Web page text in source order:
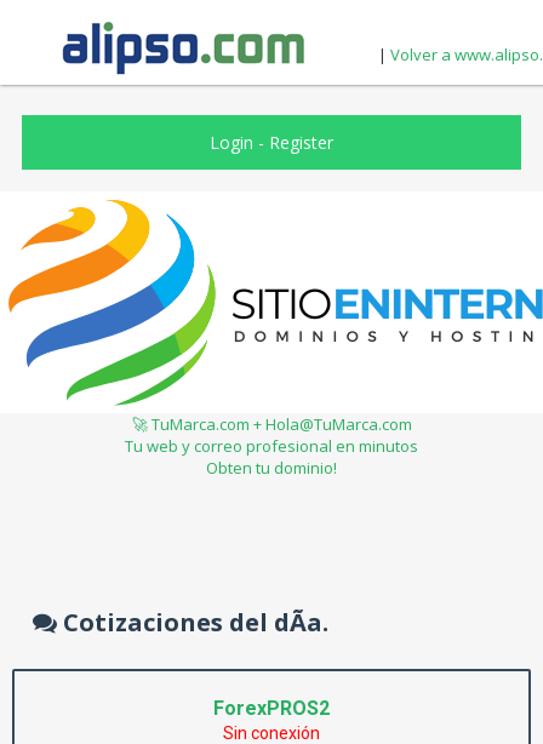
| Volver a
Login - Register
🚀 TuMarca.com + Hola@TuMarca.com
Tu web y correo profesional en minutos
Obten tu dominio!
Cotizaciones del dÃ­a.
ForexPROS2
Sin conexión